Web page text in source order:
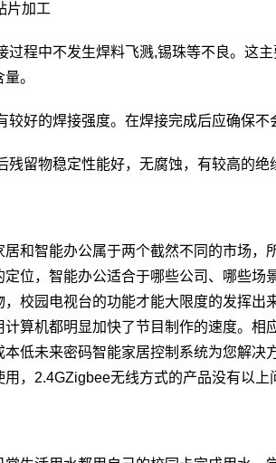
片加工
过程中不发生焊料飞溅,锡珠等不良。这
。
好的焊接强度。在焊接完成后应确保不
留物稳定性能好，无腐蚀，有较高的绝
居和智能办公属于两个截然不同的市场，
定位，智能办公适合于哪些公司、哪些
，校园电视台的功能才能大限度的发挥出
计算机都明显加快了节目制作的速度。相
本低未来密码智能家居控制系统为您解
用，2.4GZigbee无线方式的产品没有以上